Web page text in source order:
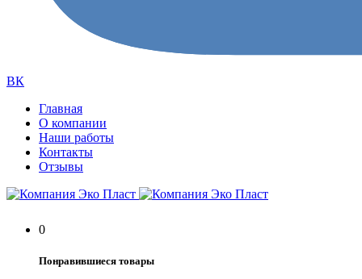
ВК
Главная
О компании
Наши работы
Контакты
Отзывы
0
Понравившиеся товары